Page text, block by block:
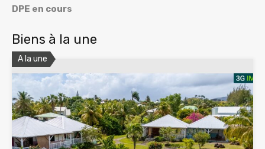
DPE en cours
Biens à la une
A la une